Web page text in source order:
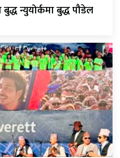
न्युयोर्कमा बुद्ध पौडेल